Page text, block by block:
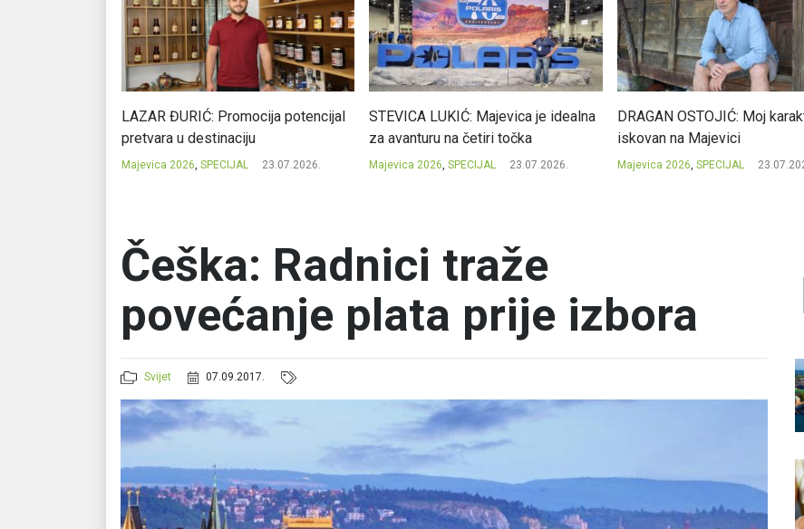
LAZAR ĐURIĆ: Promocija potencijal
pretvara u destinaciju
Majevica 2026, SPECIJAL 23.07.2026.
STEVICA LUKIĆ: Majevica je idealna
za avanturu na četiri točka
Majevica 2026, SPECIJAL 23.07.2026.
DRAGAN OSTOJIĆ: Moj
iskovan na Majevici
Majevica 2026, SPECIJAL
Češka: Radnici traže
povećanje plata prije izbora
Svijet 07.09.2017.